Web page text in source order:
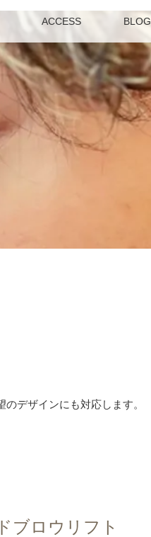
ACCESS BLOG
デザインにも対応します。
ブロウリフト